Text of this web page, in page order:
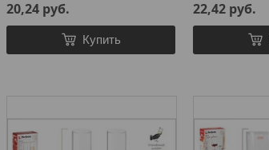
20,24 руб.
Купить
22,42 руб.